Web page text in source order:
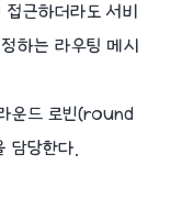
근하더라도 서비
하는 라우팅 메시
운드 로빈(round
담당한다.